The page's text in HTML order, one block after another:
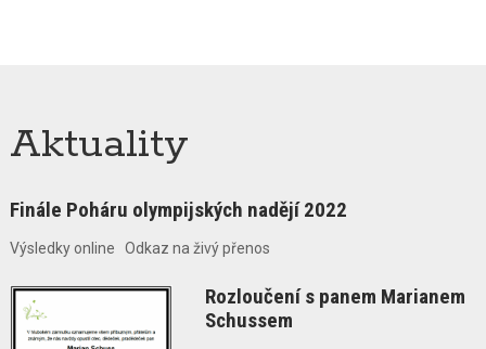
Aktuality
Finále Poháru olympijských nadějí 2022
Výsledky online Odkaz na živý přenos
Rozloučení s panem Marianem
Schussem